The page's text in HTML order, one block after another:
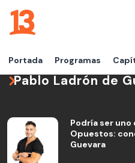
Portada Programas
Pablo Ladrón de
Podría ser
Opuestos:
Guevara